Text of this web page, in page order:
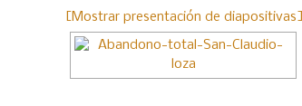
[Mostrar presentación de diapositivas]